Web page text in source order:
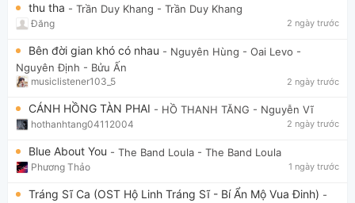
thu tha - Trần Duy Khang - Trần Duy Khang
Đăng 2 ngày trước
Bên đời gian khó có nhau - Nguyên Hùng - Oai Levo -
Nguyên Định - Bửu Ấn
musiclistener103_5 2 ngày trước
CÁNH HỒNG TÀN PHAI - HỒ THANH TĂNG - Nguyễn Vĩ
hothanhtang04112004 2 ngày trước
Blue About You - The Band Loula - The Band Loula
Phương Thảo 1 ngày trước
Tráng Sĩ Ca (OST Hộ Linh Tráng Sĩ - Bí Ẩn Mộ Vua Đinh) -